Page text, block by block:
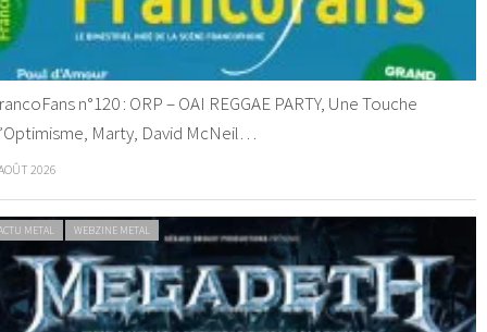
n°120 : ORP – OAI REGGAE PARTY, Une Touche
Marty, David McNeil…
2026
METAL WEBZINE METAL